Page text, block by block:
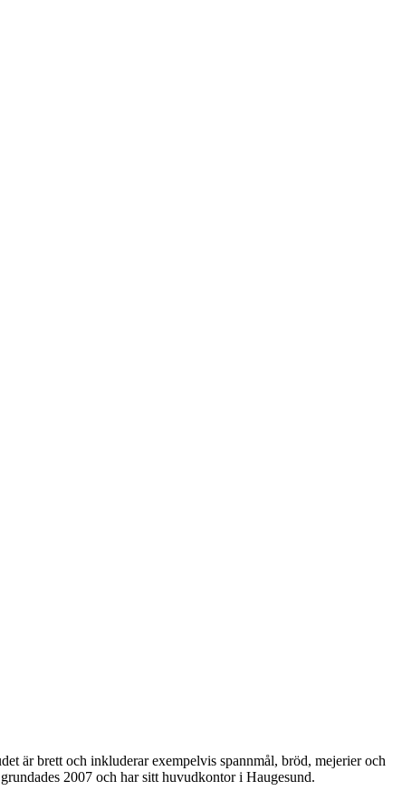
är brett och inkluderar exempelvis spannmål, bröd, mejerier och
2007 och har sitt huvudkontor i Haugesund.